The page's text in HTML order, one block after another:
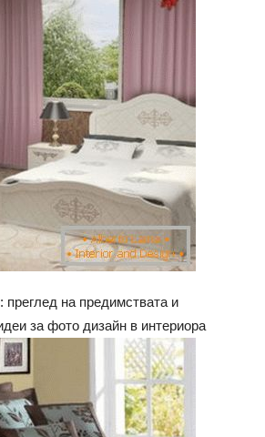
на предимствата и
за фото дизайн в интериора